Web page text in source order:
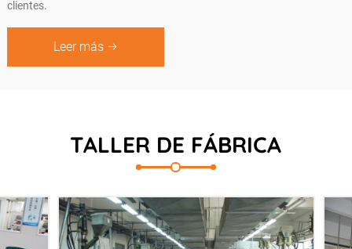
clientes.
Leer más
TALLER DE FÁBRICA